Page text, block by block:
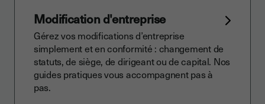
Modification d'entreprise
Gérez vos modifications d’entreprise
simplement et en conformité : changement de
statuts, de siège, de dirigeant ou de capital. Nos
guides pratiques vous accompagnent pas à
pas.